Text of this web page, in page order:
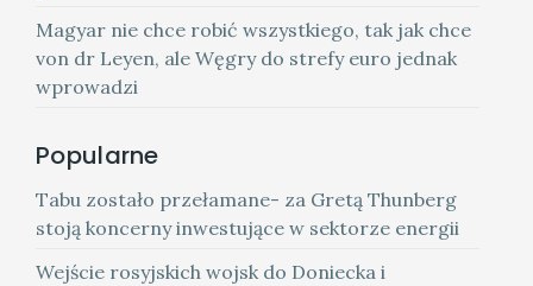
Magyar nie chce robić wszystkiego, tak jak chce
von dr Leyen, ale Węgry do strefy euro jednak
wprowadzi
Popularne
Tabu zostało przełamane- za Gretą Thunberg
stoją koncerny inwestujące w sektorze energii
Wejście rosyjskich wojsk do Doniecka i